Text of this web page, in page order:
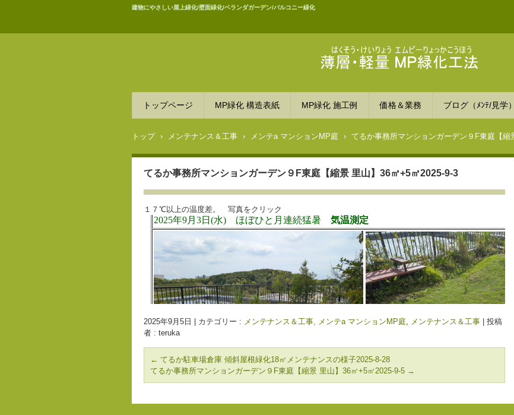
建物にやさしい屋上緑化/壁面緑化/ベランダガーデン/バルコニー緑化
トップページ MP緑化 構造表紙 MP緑化 施工例 価格＆業務 ブログ（ﾒﾝﾃ/見学）
トップ › メンテナンス＆工事 › メンテa マンションMP庭 › てるか事務所マンションガーデン９F東庭【縮
てるか事務所マンションガーデン９F東庭【縮景 里山】36㎡+5㎡2025-9-3
１７℃以上の温度差。 写真をクリック
2025年9月5日 カテゴリー : メンテナンス＆工事, メンテa マンションMP庭, メンテナンス＆工事
投稿
者 : teruka
← てるか駐車場倉庫 傾斜屋根緑化18㎡メンテナンスの様子2025-8-28
てるか事務所マンションガーデン９F東庭【縮景 里山】36㎡+5㎡2025-9-5 →